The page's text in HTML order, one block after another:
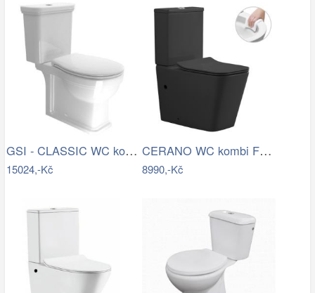
GSI - CLASSIC WC kombi, spodní/zadní…
15024,-Kč
CERANO WC kombi Forte, Rimless + Slim…
8990,-Kč